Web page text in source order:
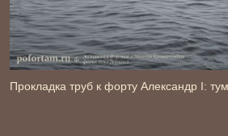
Прокладка труб к форту Александр І: